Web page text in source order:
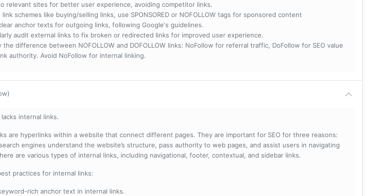
relevant sites for better user experience, avoiding competitor links.
link schemes like buying/selling links, use SPONSORED or NOFOLLOW tags for sponsored content
anchor texts for outgoing links, following Google's guidelines.
audit external links to fix broken or redirected links for improved user experience.
the difference between NOFOLLOW and DOFOLLOW links: NoFollow for referral traffic, DoFollow for SEO value
authority. Avoid NoFollow for internal linking.
internal links.
are hyperlinks within a website that connect different pages. They are important for SEO for three reasons:
engines understand the website’s structure, pass authority to web pages, and assist users in navigating
are various types of internal links, including navigational, footer, contextual, and sidebar links.
practices for internal links:
rich anchor text in internal links.